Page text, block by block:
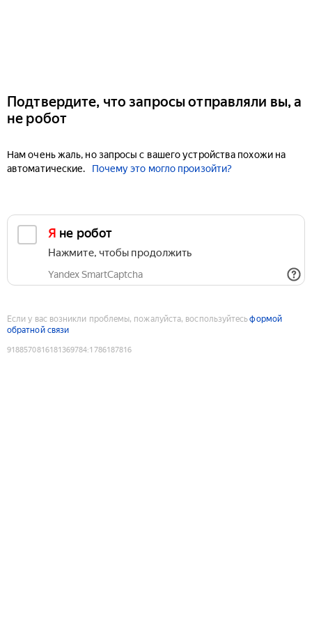
Подтвердите, что запросы отправляли вы, а
не робот
Нам очень жаль, но запросы с вашего устройства похожи на
автоматические.
Почему это могло произойти?
Я не робот
Нажмите, чтобы продолжить
Yandex SmartCaptcha
Если у вас возникли проблемы, пожалуйста, воспользуйтесьформой
обратной связи
9188570816181369784:1786187816